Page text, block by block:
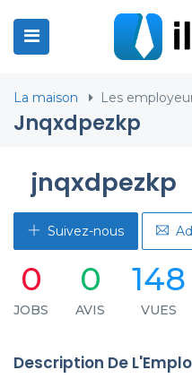
La maison Les
Jnqxdpezkp
jnqxdpezkp
Suivez-nous
0
JOBS
0
AVIS
148
VUES
Description De